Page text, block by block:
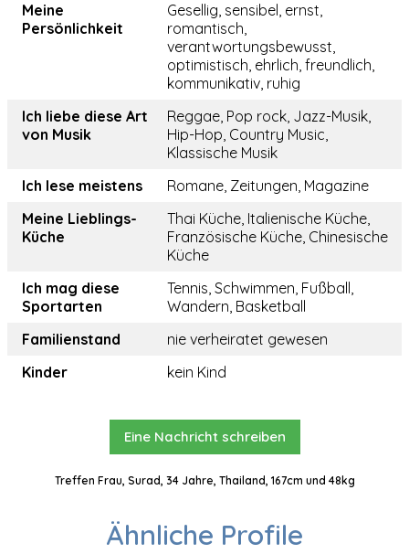
Meine
Persönlichkeit
Gesellig, sensibel, ernst,
romantisch,
verantwortungsbewusst,
optimistisch, ehrlich, freundlich,
kommunikativ, ruhig
Ich liebe diese Art
von Musik
Reggae, Pop rock, Jazz-Musik,
Hip-Hop, Country Music,
Klassische Musik
Ich lese meistens
Romane, Zeitungen, Magazine
Meine Lieblings-
Küche
Thai Küche, Italienische Küche,
Französische Küche, Chinesische
Küche
Ich mag diese
Sportarten
Tennis, Schwimmen, Fußball,
Wandern, Basketball
Familienstand
nie verheiratet gewesen
Kinder
kein Kind
Eine Nachricht schreiben
Treffen Frau, Surad, 34 Jahre, Thailand, 167cm und 48kg
Ähnliche Profile